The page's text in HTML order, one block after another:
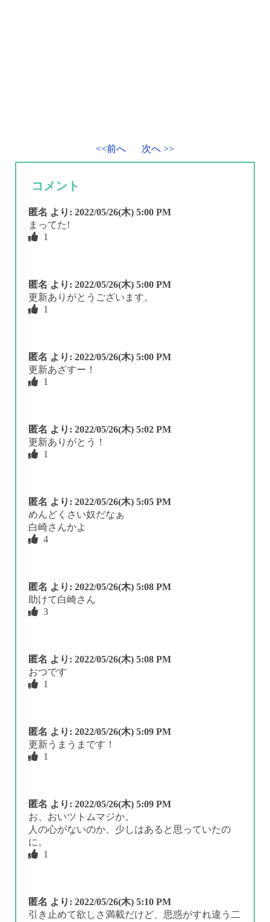
<<前へ 次へ >>
コメント
匿名 より: 2022/05/26(木) 5:00 PM
まってた!
1
匿名 より: 2022/05/26(木) 5:00 PM
更新ありがとうございます。
1
匿名 より: 2022/05/26(木) 5:00 PM
更新あざすー！
1
匿名 より: 2022/05/26(木) 5:02 PM
更新ありがとう！
1
匿名 より: 2022/05/26(木) 5:05 PM
めんどくさい奴だなぁ
白崎さんかよ
4
匿名 より: 2022/05/26(木) 5:08 PM
助けて白崎さん
3
匿名 より: 2022/05/26(木) 5:08 PM
おつです
1
匿名 より: 2022/05/26(木) 5:09 PM
更新うまうまです！
1
匿名 より: 2022/05/26(木) 5:09 PM
お、おいツトムマジか。
人の心がないのか、少しはあると思っていたの
に。
1
匿名 より: 2022/05/26(木) 5:10 PM
引き止めて欲しさ満載だけど、思惑がすれ違う二